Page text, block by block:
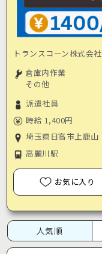
トランスコーン株式会社
倉庫内作業
その他
派遣社員
時給 1,400円
埼玉県日高市上鹿山
高麗川駅
お気に入り
人気順